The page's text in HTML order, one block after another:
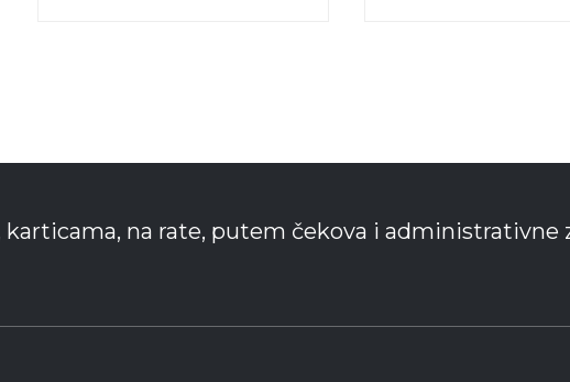
na rate, putem čekova i administrativne